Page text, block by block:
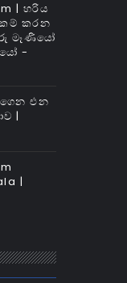
| හරිය
කරන
මෑණියෝ
-
එන
|
|